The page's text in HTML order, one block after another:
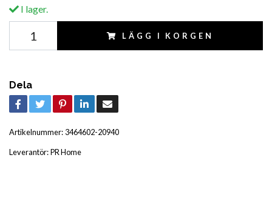
I lager.
LÄGG I KORGEN
Dela
Artikelnummer: 3464602-20940
Leverantör:PR Home